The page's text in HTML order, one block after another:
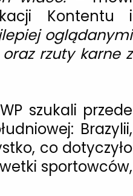
Kontentu i
oglądanymi
rzuty karne z
szukali przede
Brazylii,
co dotyczyło
sportowców,